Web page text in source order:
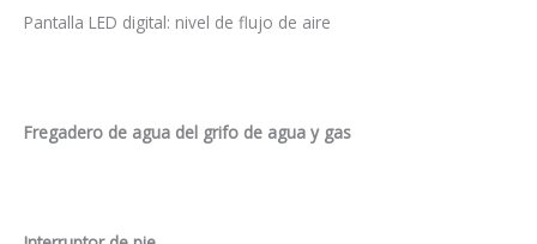
Pantalla LED digital: nivel de flujo de aire
Fregadero de agua del grifo de agua y gas